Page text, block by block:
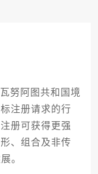
努阿图共和国境
注册请求的行
册可获得更强
、组合及非传
。